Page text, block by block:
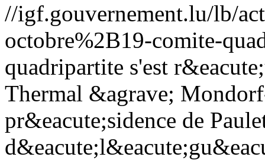
//igf.gouvernement.lu/lb/
octobre%2B19-comite-
quadripartite s'est
Thermal &agrave;
pr&eacute;sidence de